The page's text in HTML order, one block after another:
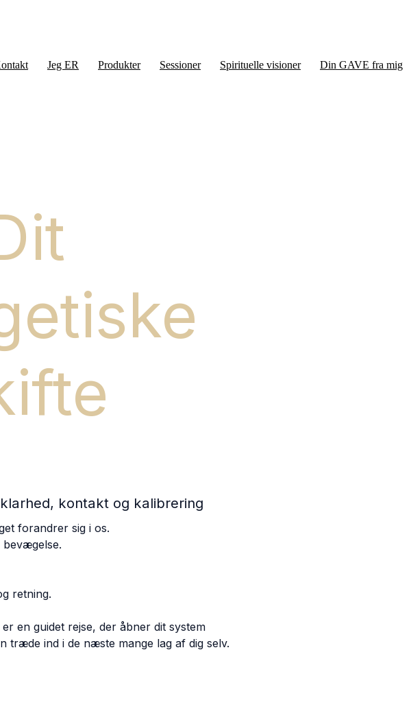
Jeg ER Produkter Sessioner Spirituelle visioner Din GAVE fra mig
kontakt og kalibrering
forandrer sig i os.
retning.
en guidet rejse, der åbner dit system
træde ind i de næste mange lag af dig selv.